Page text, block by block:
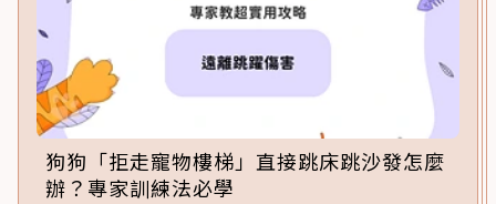
狗狗「拒走寵物樓梯」直接跳床跳沙發怎麼
辦？專家訓練法必學